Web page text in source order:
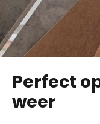
Perfect
weer